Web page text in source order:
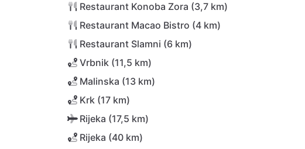
Restaurant Konoba Zora (3,7 km)
Restaurant Macao Bistro (4 km)
Restaurant Slamni (6 km)
Vrbnik (11,5 km)
Malinska (13 km)
Krk (17 km)
Rijeka (17,5 km)
Rijeka (40 km)